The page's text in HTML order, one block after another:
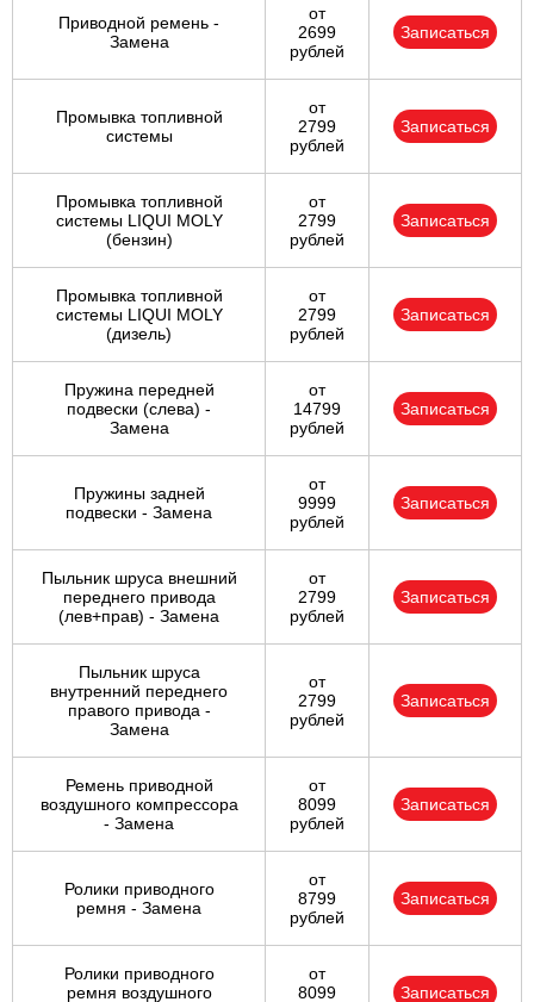
Приводной ремень -
Замена
от
2699
рублей
Записаться
Промывка топливной
системы
от
2799
рублей
Записаться
Промывка топливной
системы LIQUI MOLY
(бензин)
от
2799
рублей
Записаться
Промывка топливной
системы LIQUI MOLY
(дизель)
от
2799
рублей
Записаться
Пружина передней
подвески (слева) -
Замена
от
14799
рублей
Записаться
Пружины задней
подвески - Замена
от
9999
рублей
Записаться
Пыльник шруса внешний
переднего привода
(лев+прав) - Замена
от
2799
рублей
Записаться
Пыльник шруса
внутренний переднего
правого привода -
Замена
от
2799
рублей
Записаться
Ремень приводной
воздушного компрессора
- Замена
от
8099
рублей
Записаться
Ролики приводного
ремня - Замена
от
8799
рублей
Записаться
Ролики приводного
ремня воздушного
от
8099
Записаться